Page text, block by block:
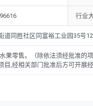
行业
道同胜社区同富裕工业园35号
果零售。（除依法须经批准的
目,经相关部门批准后方可开展